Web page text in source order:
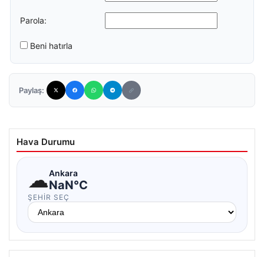
Parola:
Beni hatırla
Paylaş:
Hava Durumu
☁Ankara
NaN°C
ŞEHIR SEÇ